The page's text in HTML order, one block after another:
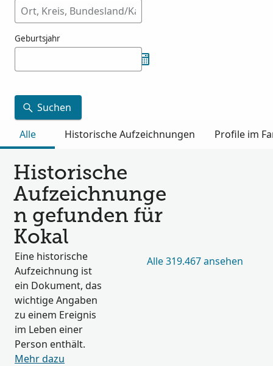
Geburtsjahr
Suchen
Alle
Historische Aufzeichnungen Profile im
Historische
Aufzeichnunge
n gefunden für
Kokal
Eine historische
Aufzeichnung ist
ein Dokument, das
wichtige Angaben
zu einem Ereignis
im Leben einer
Person enthält.
Mehr dazu
Alle 319.467 ansehen